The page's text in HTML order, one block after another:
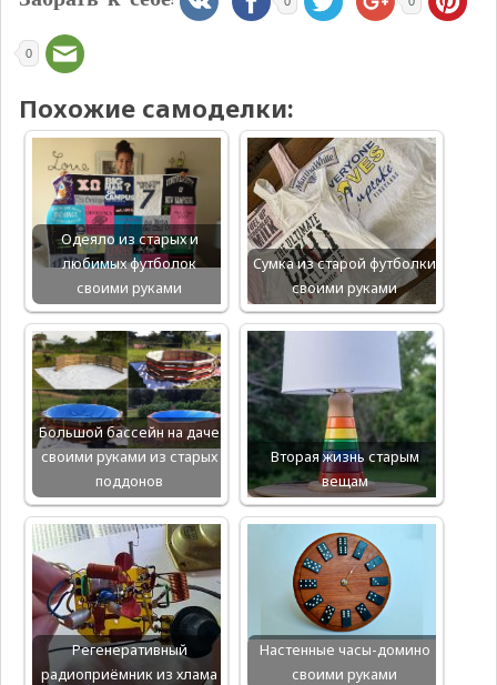
0
Похожие самоделки:
Одеяло из старых и
любимых футболок
своими руками
Сумка из старой футболки
своими руками
Большой бассейн на даче
своими руками из старых
поддонов
Вторая жизнь старым
вещам
Регенеративный
радиоприёмник из хлама
Настенные часы-домино
своими руками